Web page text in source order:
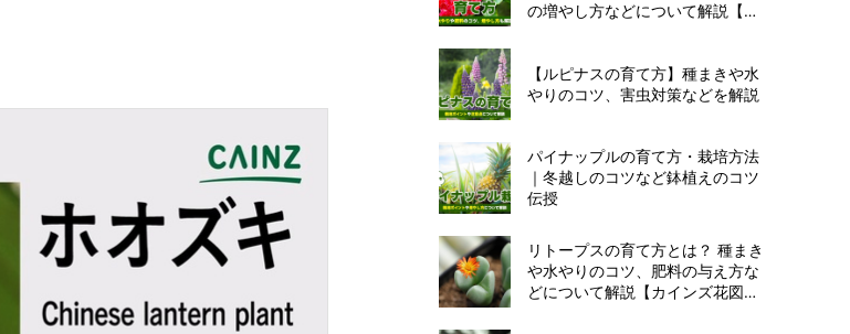
の増やし方などについて解説【カ
【ルピナスの育て方】種まきや水
やりのコツ、害虫対策などを解説
パイナップルの育て方・栽培方法
｜冬越しのコツなど鉢植えのコツ
伝授
リトープスの育て方とは？ 種まき
や水やりのコツ、肥料の与え方な
どについて解説【カインズ花図